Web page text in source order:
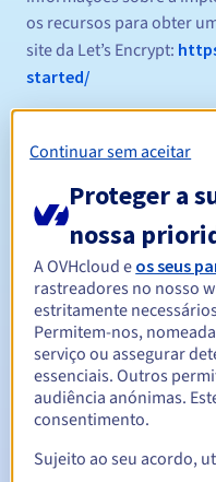
os recursos para obter
site da Let’s Encrypt:
started/
informações emhttps://
hosting/options/ssl/
Regras de
Período de registo
Período de renovação
Período de redenção
Continuar sem aceitar
Proteger a
nossa
A OVHcloud e os seus
rastreadores no nosso
estritamente
Permitem-nos,
serviço ou assegurar
essenciais. Outros
audiência anónimas.
consentimento.
Sujeito ao seu acordo,